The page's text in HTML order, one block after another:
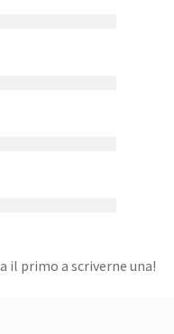
il primo a scriverne una!